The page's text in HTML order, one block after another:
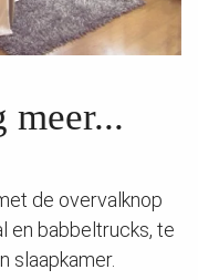
meer...
de overvalknop
en babbeltrucks, te
slaapkamer.